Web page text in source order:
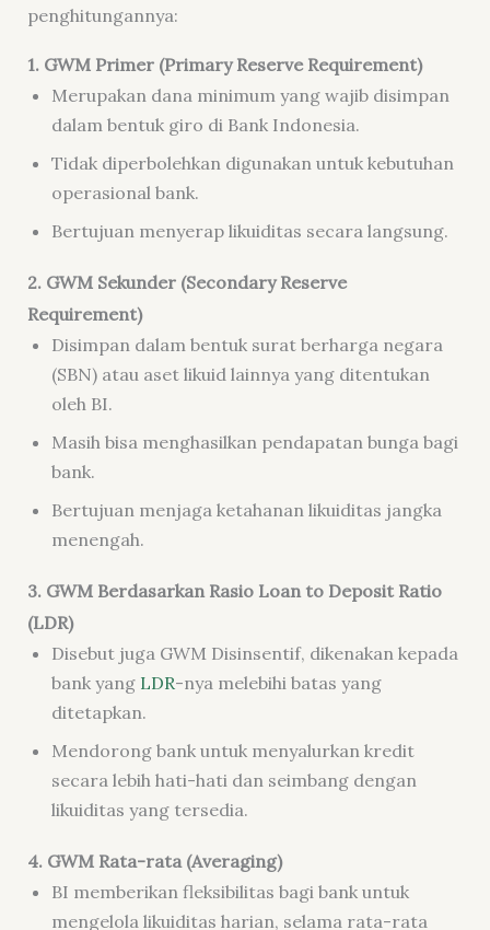
penghitungannya:
1. GWM Primer (Primary Reserve Requirement)
Merupakan dana minimum yang wajib disimpan
dalam bentuk giro di Bank Indonesia.
Tidak diperbolehkan digunakan untuk kebutuhan
operasional bank.
Bertujuan menyerap likuiditas secara langsung.
2. GWM Sekunder (Secondary Reserve
Requirement)
Disimpan dalam bentuk surat berharga negara
(SBN) atau aset likuid lainnya yang ditentukan
oleh BI.
Masih bisa menghasilkan pendapatan bunga bagi
bank.
Bertujuan menjaga ketahanan likuiditas jangka
menengah.
3. GWM Berdasarkan Rasio Loan to Deposit Ratio
(LDR)
Disebut juga GWM Disinsentif, dikenakan kepada
bank yang LDR-nya melebihi batas yang
ditetapkan.
Mendorong bank untuk menyalurkan kredit
secara lebih hati-hati dan seimbang dengan
likuiditas yang tersedia.
4. GWM Rata-rata (Averaging)
BI memberikan fleksibilitas bagi bank untuk
mengelola likuiditas harian, selama rata-rata